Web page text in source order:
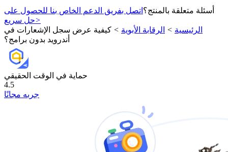
أسئلة متعلقة بالمنتج؟ اتصل بفريق الدعم الخاص بنا للحصول على
حل سريع>
الرئيسية > الرقابة الأبوية > كيفية عرض سجل الإشعارات في
أندرويد بدون برامج؟
حماية في الوقت الحقيقي
4.5
جربه مجانًا